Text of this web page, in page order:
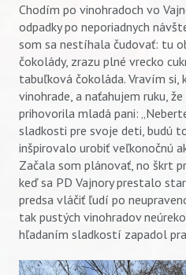
Chodím po vinohradoch vo
odpadky po neporiadnych
som sa nestíhala čudovať: tu
čokolády, zrazu plné vrecko
tabuľková čokoláda. Vravím
vinohrade, a naťahujem ruku,
prihovorila mladá pani:
sladkosti pre svoje deti, budú
inšpirovalo urobiť veľkonočnú
Začala som plánovať, no škrt
keď sa PD Vajnory prestalo
predsa vláčiť ľudí po
tak pustých vinohradov
hľadaním sladkostí zapadol